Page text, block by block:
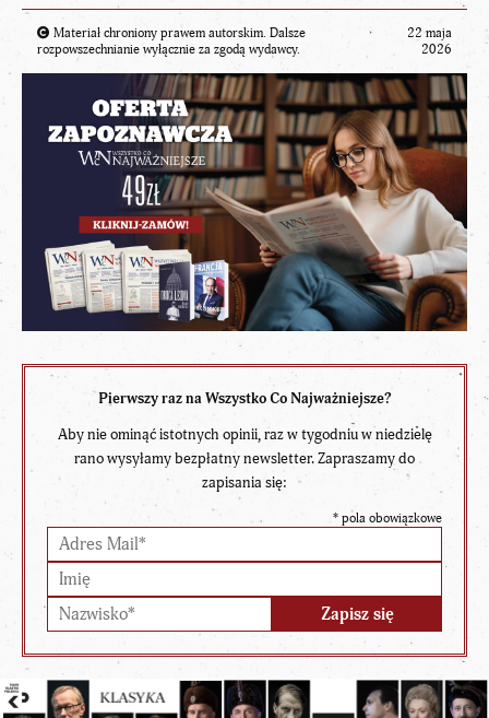
Materiał chroniony prawem autorskim. Dalsze
rozpowszechnianie wyłącznie za zgodą wydawcy.
22 maja
2026
Pierwszy raz na Wszystko Co Najważniejsze?
Aby nie ominąć istotnych opinii, raz w tygodniu w niedzielę
rano wysyłamy bezpłatny newsletter. Zapraszamy do
zapisania się:
* pola obowiązkowe